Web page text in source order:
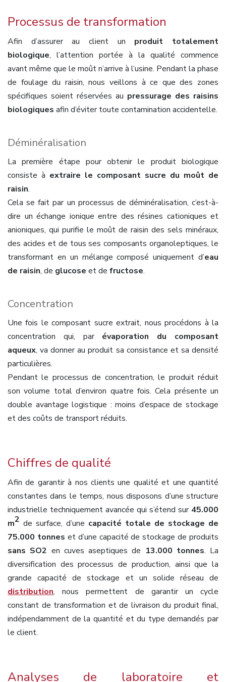
Processus de transformation
Afin d’assurer au client un produit totalement
biologique, l’attention portée à la qualité commence
avant même que le moût n’arrive à l’usine. Pendant la phase
de foulage du raisin, nous veillons à ce que des zones
spécifiques soient réservées au pressurage des raisins
biologiques afin d’éviter toute contamination accidentelle.
Déminéralisation
La première étape pour obtenir le produit biologique
consiste à extraire le composant sucre du moût de
raisin.
Cela se fait par un processus de déminéralisation, c’est-à-
dire un échange ionique entre des résines cationiques et
anioniques, qui purifie le moût de raisin des sels minéraux,
des acides et de tous ses composants organoleptiques, le
transformant en un mélange composé uniquement d’eau
de raisin, de glucose et de fructose.
Concentration
Une fois le composant sucre extrait, nous procédons à la
concentration qui, par évaporation du composant
aqueux, va donner au produit sa consistance et sa densité
particulières.
Pendant le processus de concentration, le produit réduit
son volume total d’environ quatre fois. Cela présente un
double avantage logistique : moins d’espace de stockage
et des coûts de transport réduits.
Chiffres de qualité
Afin de garantir à nos clients une qualité et une quantité
constantes dans le temps, nous disposons d’une structure
industrielle techniquement avancée qui s’étend sur 45.000
m2 de surface, d’une capacité totale de stockage de
75.000 tonnes et d’une capacité de stockage de produits
sans SO2 en cuves aseptiques de 13.000 tonnes. La
diversification des processus de production, ainsi que la
grande capacité de stockage et un solide réseau de
distribution, nous permettent de garantir un cycle
constant de transformation et de livraison du produit final,
indépendamment de la quantité et du type demandés par
le client.
Analyses de laboratoire et